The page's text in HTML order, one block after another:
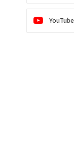
YouTube